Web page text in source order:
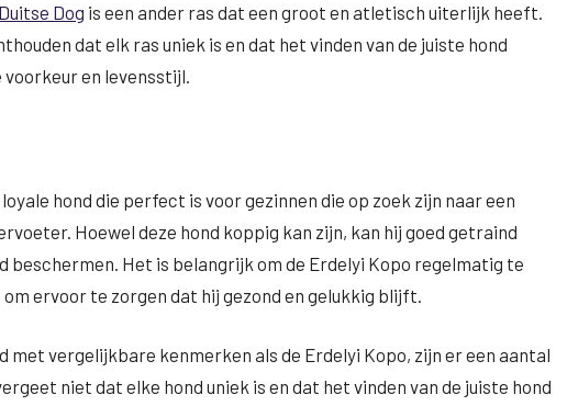
Duitse Dog is een ander ras dat een groot en atletisch uiterlijk heeft.
dat elk ras uniek is en dat het vinden van de juiste hond
en levensstijl.
hond die perfect is voor gezinnen die op zoek zijn naar een
Hoewel deze hond koppig kan zijn, kan hij goed getraind
beschermen. Het is belangrijk om de Erdelyi Kopo regelmatig te
ervoor te zorgen dat hij gezond en gelukkig blijft.
met vergelijkbare kenmerken als de Erdelyi Kopo, zijn er een aantal
niet dat elke hond uniek is en dat het vinden van de juiste hond